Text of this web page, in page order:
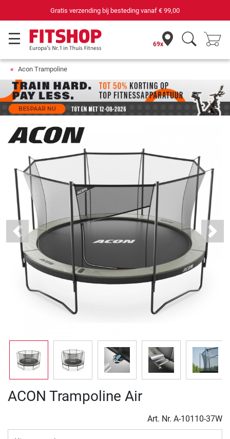
69 filialen met 75 eigen servicemonteurs
69x
Acon Trampoline
Previous Next
ACON Trampoline Air
Art. Nr. A-10110-37W